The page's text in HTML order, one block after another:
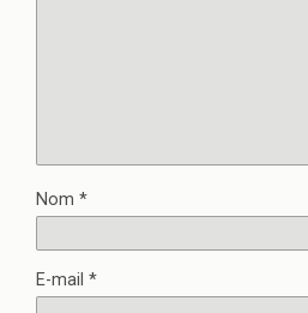
Nom *
E-mail *